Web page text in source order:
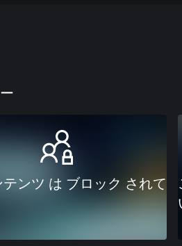
テンツ は ブロック されて